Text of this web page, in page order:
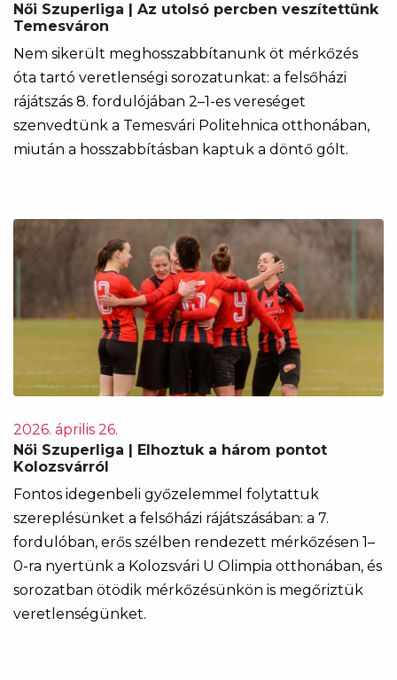
Női Szuperliga | Az utolsó percben veszítettünk
Temesváron
Nem sikerült meghosszabbítanunk öt mérkőzés
óta tartó veretlenségi sorozatunkat: a felsőházi
rájátszás 8. fordulójában 2–1-es vereséget
szenvedtünk a Temesvári Politehnica otthonában,
miután a hosszabbításban kaptuk a döntő gólt.
2026. április 26.
Női Szuperliga | Elhoztuk a három pontot
Kolozsvárról
Fontos idegenbeli győzelemmel folytattuk
szereplésünket a felsőházi rájátszásában: a 7.
fordulóban, erős szélben rendezett mérkőzésen 1–
0-ra nyertünk a Kolozsvári U Olimpia otthonában, és
sorozatban ötödik mérkőzésünkön is megőriztük
veretlenségünket.